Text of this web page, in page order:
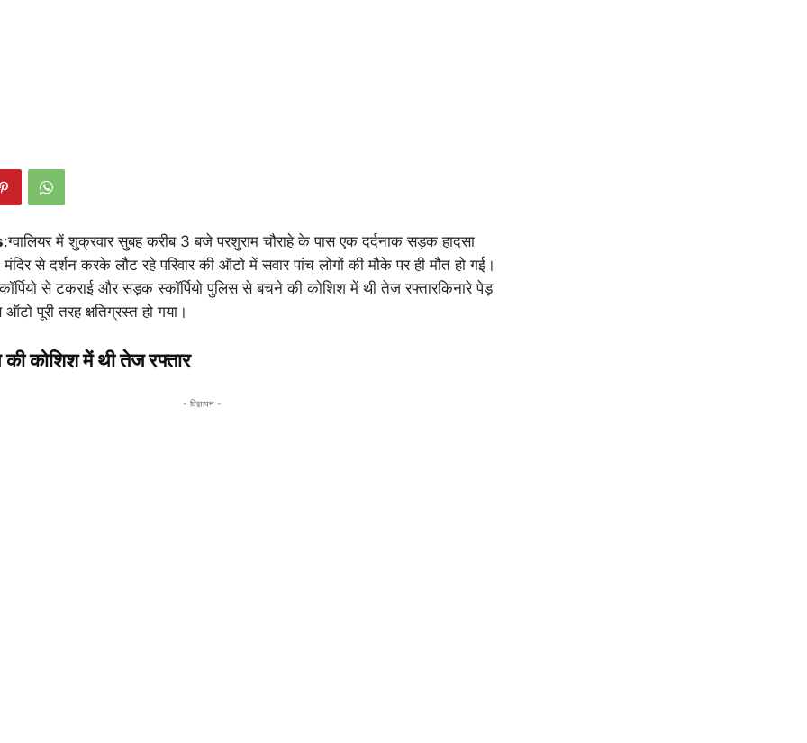
:ग्वालियर में शुक्रवार सुबह करीब 3 बजे परशुराम चौराहे के पास एक दर्दनाक सड़क हादसा
से दर्शन करके लौट रहे परिवार की ऑटो में सवार पांच लोगों की मौके पर ही मौत हो गई।
से टकराई और सड़क स्कॉर्पियो पुलिस से बचने की कोशिश में थी तेज रफ्तारकिनारे पेड़
पूरी तरह क्षतिग्रस्त हो गया।
कोशिश में थी तेज रफ्तार
- विज्ञापन -